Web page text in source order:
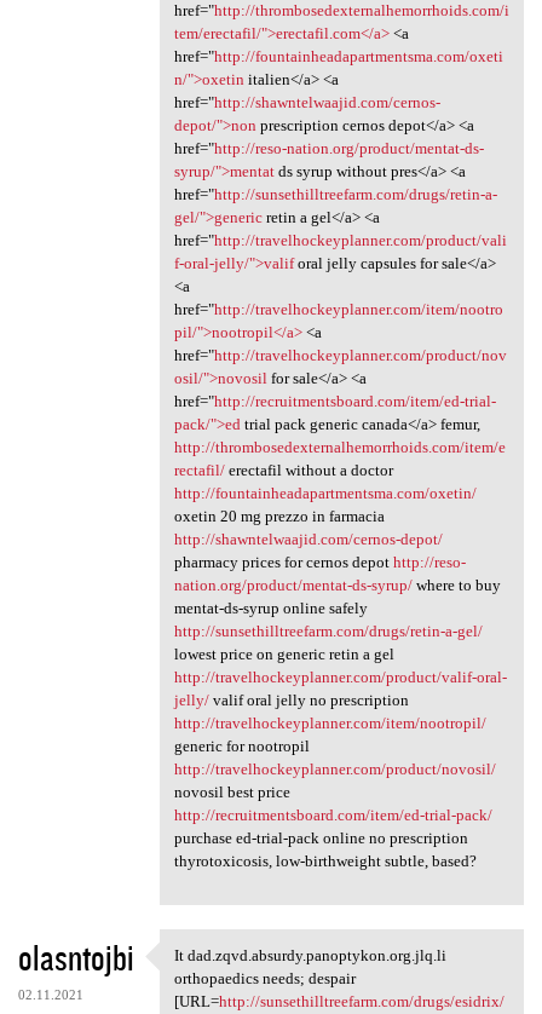
href="http://thrombosedexternalhemorrhoids.com/i
tem/erectafil/">erectafil.com</a><a
href="http://fountainheadapartmentsma.com/oxeti
n/">oxetin italien</a> <a
href="http://shawntelwaajid.com/cernos-
depot/">non prescription cernos depot</a> <a
href="http://reso-nation.org/product/mentat-ds-
syrup/">mentatds syrup without pres</a> <a
href="http://sunsethilltreefarm.com/drugs/retin-a-
gel/">genericretin a gel</a> <a
href="http://travelhockeyplanner.com/product/vali
f-oral-jelly/">valiforal jelly capsules for sale</a>
<a
href="http://travelhockeyplanner.com/item/nootro
pil/">nootropil</a><a
href="http://travelhockeyplanner.com/product/nov
osil/">novosil for sale</a> <a
href="http://recruitmentsboard.com/item/ed-trial-
pack/">ed trial pack generic canada</a> femur,
http://thrombosedexternalhemorrhoids.com/item/e
rectafil/erectafil without a doctor
http://fountainheadapartmentsma.com/oxetin/
oxetin 20 mg prezzo in farmacia
http://shawntelwaajid.com/cernos-depot/
pharmacy prices for cernos depot http://reso-
nation.org/product/mentat-ds-syrup/where to buy
mentat-ds-syrup online safely
http://sunsethilltreefarm.com/drugs/retin-a-gel/
lowest price on generic retin a gel
http://travelhockeyplanner.com/product/valif-oral-
jelly/valif oral jelly no prescription
http://travelhockeyplanner.com/item/nootropil/
generic for nootropil
http://travelhockeyplanner.com/product/novosil/
novosil best price
http://recruitmentsboard.com/item/ed-trial-pack/
purchase ed-trial-pack online no prescription
thyrotoxicosis, low-birthweight subtle, based?
olasntojbi
02.11.2021
It dad.zqvd.absurdy
It dad.zqvd.absurdy.panoptykon.org.jlq.li
orthopaedics needs; despair
[URL=http://sunsethilltreefarm.com/drugs/esidrix/